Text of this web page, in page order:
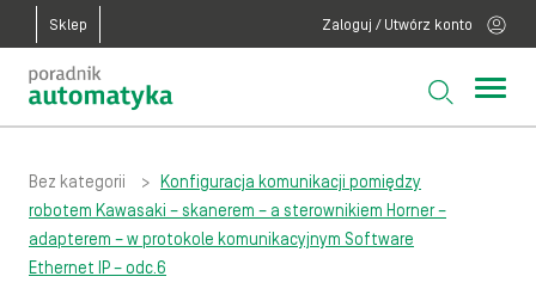
Sklep Zaloguj / Utwórz konto
Bez kategorii >
Konfiguracja komunikacji pomiędzy
robotem Kawasaki – skanerem – a sterownikiem Horner –
adapterem – w protokole komunikacyjnym Software
Ethernet IP – odc.6